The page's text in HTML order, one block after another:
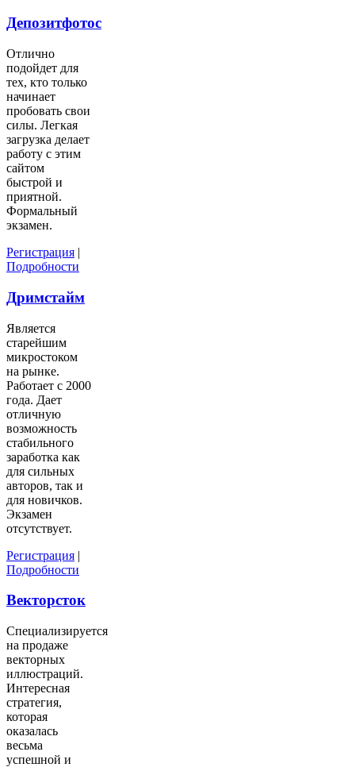
Депозитфотос
Отлично
подойдет для
тех, кто только
начинает
пробовать свои
силы. Легкая
загрузка делает
работу с этим
сайтом
быстрой и
приятной.
Формальный
экзамен.
Регистрация |
Подробности
Дримстайм
Является
старейшим
микростоком
на рынке.
Работает с 2000
года. Дает
отличную
возможность
стабильного
заработка как
для сильных
авторов, так и
для новичков.
Экзамен
отсутствует.
Регистрация |
Подробности
Векторсток
Специализируется
на продаже
векторных
иллюстраций.
Интересная
стратегия,
которая
оказалась
весьма
успешной и